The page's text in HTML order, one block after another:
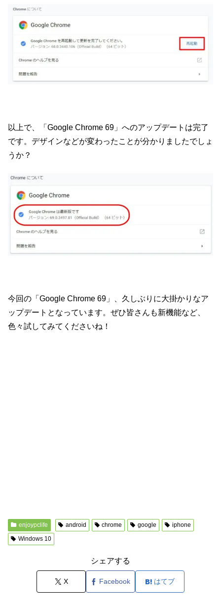
以上で、「Google Chrome 69」へのアップデートは完了
です。デザインなどが変わったことが分かりましたでしょ
うか？
今回の「Google Chrome 69」、久しぶりに大掛かりなア
ップデートとなっています。ぜひ皆さんも新機能など、
色々試してみてくださいね！
enjoypclife android chrome google
iphone
Windows 10
シェアする
X Facebook はてブ